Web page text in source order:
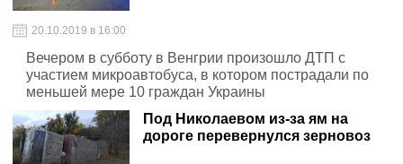
20.10.2019 в 16:00
Вечером в субботу в Венгрии произошло ДТП с
участием микроавтобуса, в котором пострадали по
меньшей мере 10 граждан Украины
Под Николаевом из-за ям на
дороге перевернулся зерновоз